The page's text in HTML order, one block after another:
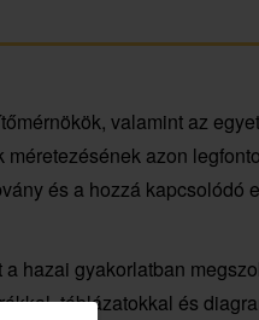
valamint az
azon
és a hozzá kapcsolódó
hazai gyakorlatban
táblázatokkal és